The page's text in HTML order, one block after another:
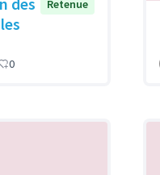
Retenue
0